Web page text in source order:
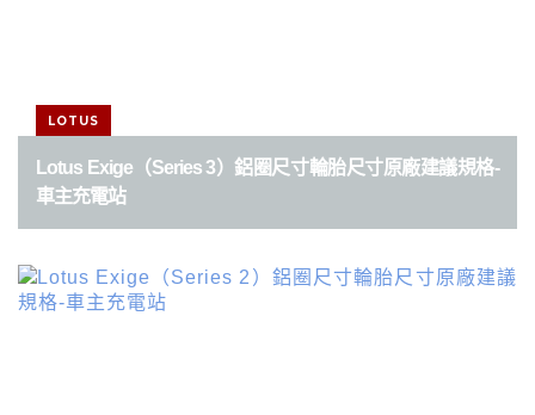
LOTUS
Lotus Exige（Series 3）鋁圈尺寸輪胎尺寸原廠建議規格-
車主充電站